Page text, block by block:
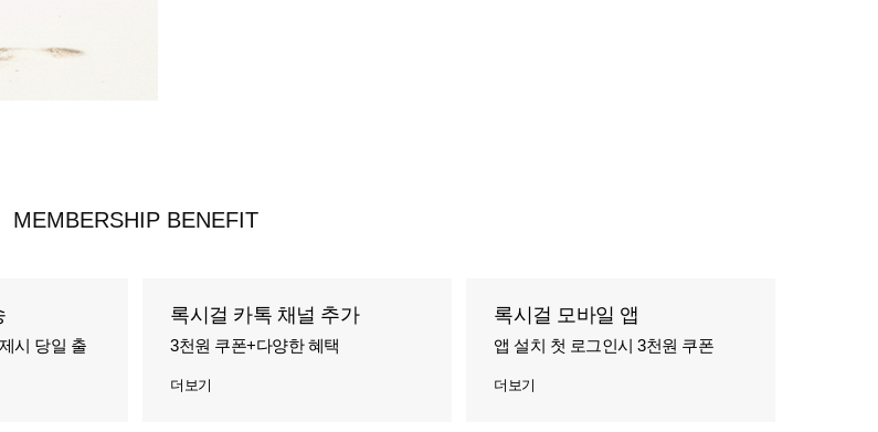
MEMBERSHIP BENEFIT
시 당일 출
록시걸 카톡 채널 추가
3천원 쿠폰+다양한 혜택
더보기
록시걸 모바일 앱
앱 설치 첫 로그인시 3천원 쿠폰
더보기